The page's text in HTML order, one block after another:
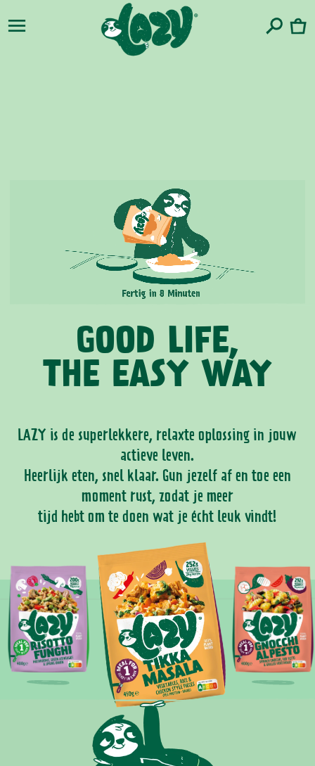
content
GOOD LIFE,
THE EASY WAY
LAZY is de superlekkere, relaxte oplossing in jouw
actieve leven.
Heerlijk eten, snel klaar. Gun jezelf af en toe een
moment rust, zodat je meer
tijd hebt om te doen wat je écht leuk vindt!